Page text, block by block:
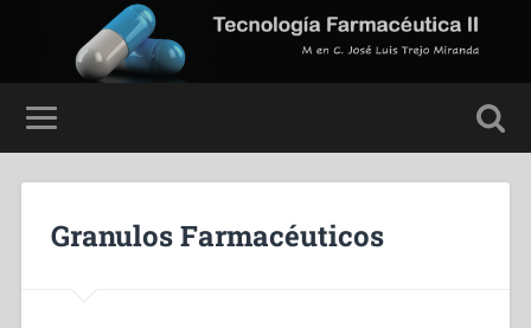
Granulos Farmacéuticos